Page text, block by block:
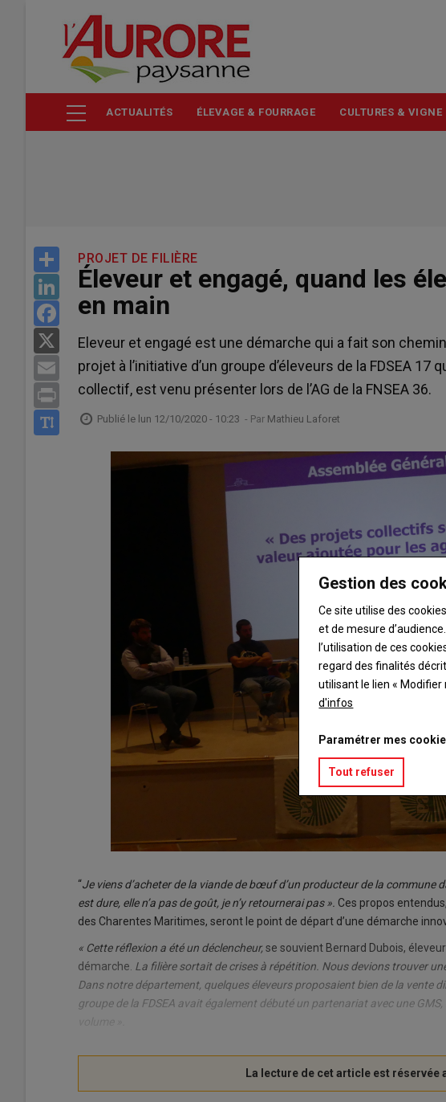
contenu
ACTUALITÉS ÉLEVAGE & FOURRAGE CULTURES & VIGNE
Share
LinkedIn
Facebook
Email
Print
PROJET DE FILIÈRE
Éleveur et engagé, quand les
en main
Eleveur et engagé est une démarche qui a fait son
projet à l’initiative d’un groupe d’éleveurs de la FDSEA 17
collectif, est venu présenter lors de l’AG de la FNSEA 36.
Publié le lun 12/10/2020 - 10:23 - Par Mathieu Laforet
“Je viens d’acheter de la viande de bœuf d’un producteur de la commune
est dure, elle n’a pas de goût, je n’y retournerai pas ». Ces propos
des Charentes Maritimes, seront le point de départ d’une démarche
« Cette réflexion a été un déclencheur, se souvient Bernard Dubois,
démarche. La filière sortait de crises à répétition. Nous devions trouver
Dans notre département, quelques éleveurs proposaient bien de la vente
groupe de la FDSEA avait également débuté un partenariat avec une
Gestion des
Ce site utilise des
et de mesure
l’utilisation de ces
regard des finalités
utilisant le lien « Modifier
d'infos
Paramétrer mes
Tout refuser